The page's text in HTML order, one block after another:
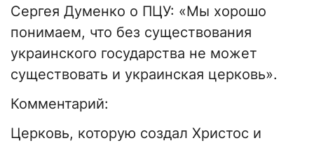
Сергея Думенко о ПЦУ: «Мы хорошо
понимаем, что без существования
украинского государства не может
существовать и украинская церковь».
Комментарий:
Церковь, которую создал Христос и